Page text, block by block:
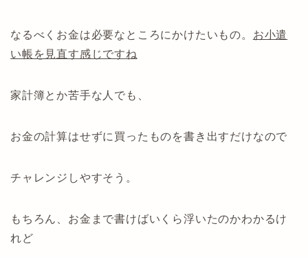
なるべくお金は必要なところにかけたいもの。 お小遣
い帳を見直す感じですね
家計簿とか苦手な人でも、
お金の計算はせずに買ったものを書き出すだけなので
チャレンジしやすそう。
もちろん、お金まで書けばいくら浮いたのかわかるけ
れど